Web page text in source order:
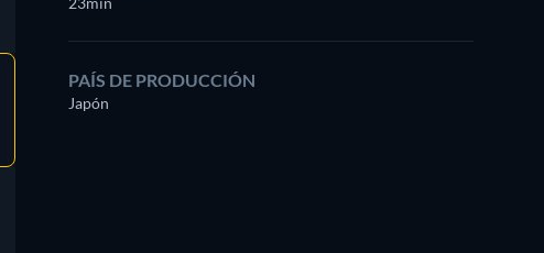
PAÍS DE PRODUCCIÓN
Japón